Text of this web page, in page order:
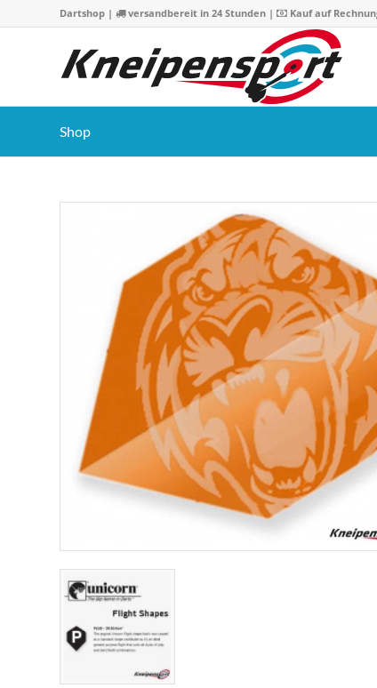
Dartshop | versandbereit in 24 Stunden | Kauf auf
Shop